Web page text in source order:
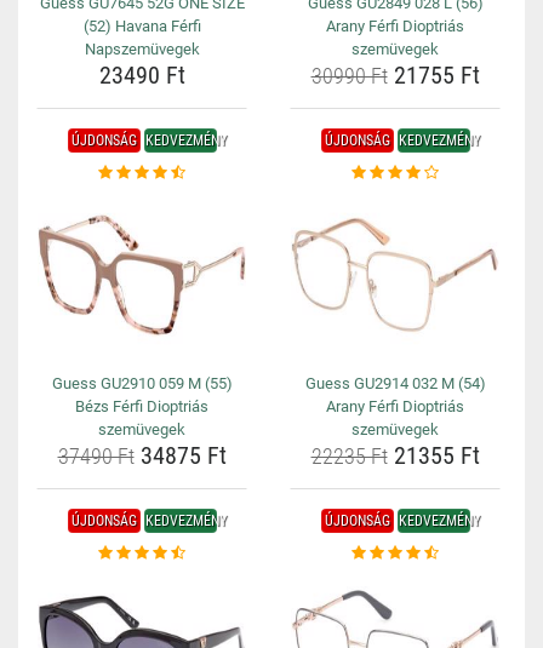
(52) Havana Férfi
Napszemüvegek
23490 Ft
Arany Férfi Dioptriás
szemüvegek
30990 Ft21755 Ft
ÚJDONSÁG KEDVEZMÉNY
Guess GU2910 059 M (55)
Bézs Férfi Dioptriás
szemüvegek
37490 Ft34875 Ft
ÚJDONSÁG KEDVEZMÉNY
Guess GU2914 032 M (54)
Arany Férfi Dioptriás
szemüvegek
22235 Ft21355 Ft
ÚJDONSÁG KEDVEZMÉNY ÚJDONSÁG KEDVEZMÉNY